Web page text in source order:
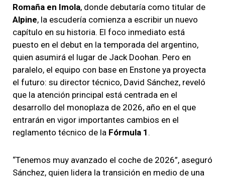
Romaña en Imola, donde debutaría como titular de
Alpine, la escudería comienza a escribir un nuevo
capítulo en su historia. El foco inmediato está
puesto en el debut en la temporada del argentino,
quien asumirá el lugar de Jack Doohan. Pero en
paralelo, el equipo con base en Enstone ya proyecta
el futuro: su director técnico, David Sánchez, reveló
que la atención principal está centrada en el
desarrollo del monoplaza de 2026, año en el que
entrarán en vigor importantes cambios en el
reglamento técnico de la Fórmula 1 .
“Tenemos muy avanzado el coche de 2026”, aseguró
Sánchez, quien lidera la transición en medio de una